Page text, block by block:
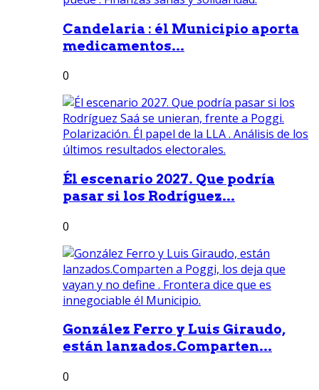
Candelaria : él Municipio aporta
medicamentos...
0
Él escenario 2027. Que podría
pasar si los Rodríguez...
0
González Ferro y Luis Giraudo,
están lanzados.Comparten...
0